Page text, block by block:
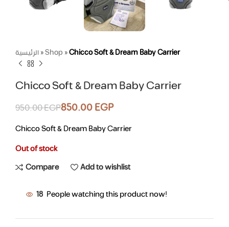
الرئيسية»Shop »Chicco Soft & Dream Baby Carrier
Chicco Soft & Dream Baby Carrier
950.00EGP850.00EGP
Chicco Soft & Dream Baby Carrier
Out of stock
Compare
Add to wishlist
18 People watching this product now!